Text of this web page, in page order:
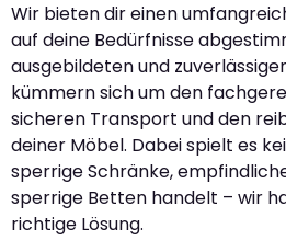
Wir bieten dir einen
auf deine Bedürfnisse
ausgebildeten und
kümmern sich um den
sicheren Transport und den
deiner Möbel. Dabei spielt es
sperrige Schränke,
sperrige Betten handelt – wir
richtige Lösung.